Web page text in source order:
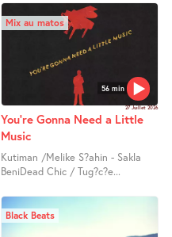
56 min
Mix au matos
27 Juillet 2026
You’re Gonna Need a Little
Music
Kutiman /Melike S?ahin - Sakla
BeniDead Chic / Tug?c?e...
Black Beats